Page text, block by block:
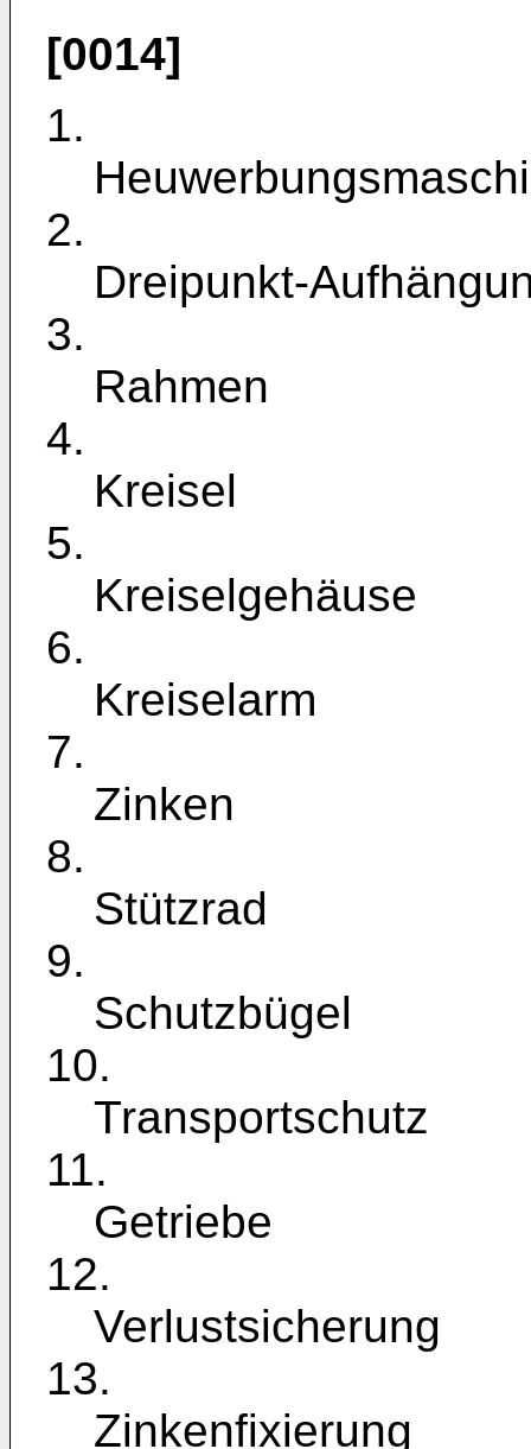
[0014]
1.
2.
Dreipunkt-
3.
Rahmen
4.
Kreisel
5.
Kreiselgehäuse
6.
Kreiselarm
7.
Zinken
8.
Stützrad
9.
Schutzbügel
10.
Transportschutz
11.
Getriebe
12.
Verlustsicherung
13.
Zinkenfixierung